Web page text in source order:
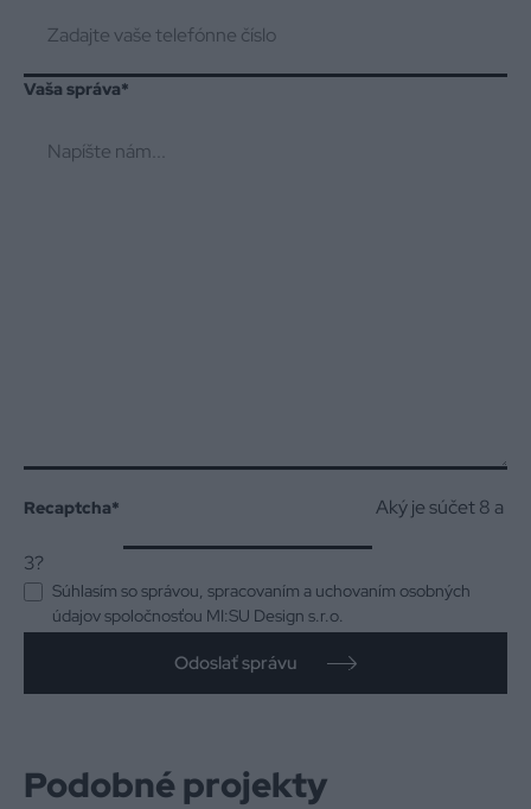
Vaša správa*
Recaptcha* Aký je súčet 8 a
3?
Súhlasím so správou, spracovaním a uchovaním osobných
údajov spoločnosťou MI:SU Design s.r.o.
Odoslať správu
Podobné projekty